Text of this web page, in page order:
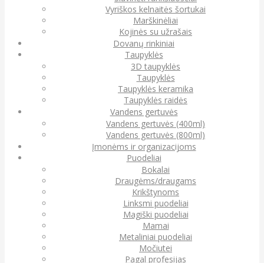
Vyriškos kelnaitės šortukai
Marškinėliai
Kojinės su užrašais
Dovanų rinkiniai
Taupyklės
3D taupyklės
Taupyklės
Taupyklės keramika
Taupyklės raidės
Vandens gertuvės
Vandens gertuvės (400ml)
Vandens gertuvės (800ml)
Įmonėms ir organizacijoms
Puodeliai
Bokalai
Draugėms/draugams
Krikštynoms
Linksmi puodeliai
Magiški puodeliai
Mamai
Metaliniai puodeliai
Močiutei
Pagal profesijas